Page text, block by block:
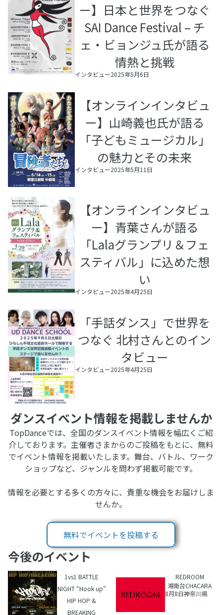
ー】日本と世界をつなぐ
SAI Dance Festival – チ
ェ・ビョンジュ氏が語る
情熱と挑戦
インタビュー2025年5月6日
【オンラインインタビュ
ー】山崎義也氏が語る
「子どもミュージカル」
の魅力とその未来
インタビュー2025年5月11日
【オンラインインタビュ
ー】青葉さんが語る
「Lalaグランプリ＆フェ
スティバル」に込めた想
い
インタビュー2025年4月25日
「手話ダンス」で世界を
つなぐ 北村さんとのイン
タビュー
インタビュー2025年4月25日
ダンスイベント情報を掲載しませんか
TopDanceでは、全国のダンスイベント情報を幅広くご紹
介しております。主催者さまからのご投稿をもとに、無料
でイベント情報を掲載いたします。舞台、バトル、ワーク
ショップなど、ジャンルを問わず掲載可能です。
情報を必要とする多くの方々に、貴重な機会をお届けしま
せんか。
無料でイベントを投稿する
今後のイベント
1vs1 BATTLE
NIGHT “Hook up”
HIP HOP &
BREAKING
REDROOM
湘南台CHACARA
8月8日神奈川県